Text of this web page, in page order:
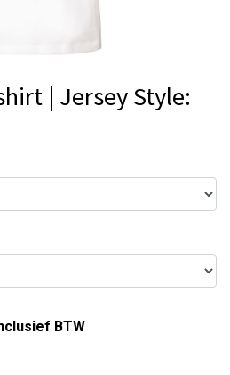
| Jersey Style:
BTW